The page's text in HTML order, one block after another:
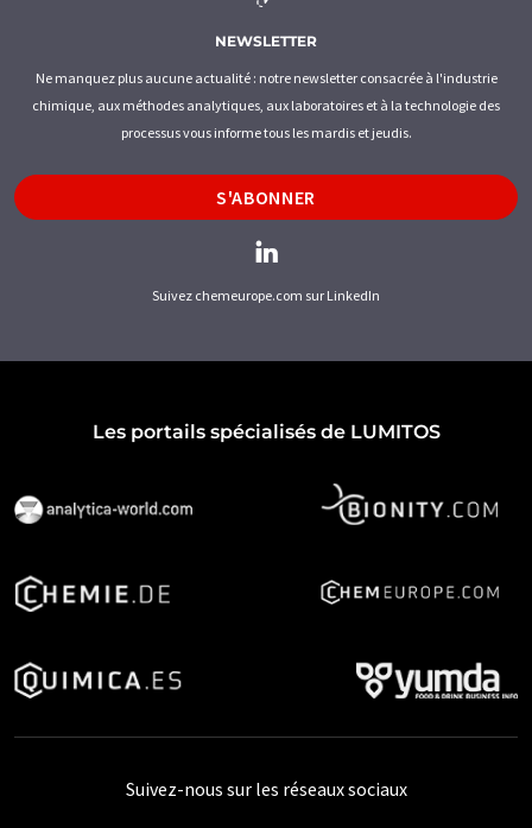
NEWSLETTER
Ne manquez plus aucune actualité : notre newsletter consacrée à l'industrie
chimique, aux méthodes analytiques, aux laboratoires et à la technologie des
processus vous informe tous les mardis et jeudis.
S'ABONNER
Suivez chemeurope.com sur LinkedIn
Les portails spécialisés de LUMITOS
Suivez-nous sur les réseaux sociaux